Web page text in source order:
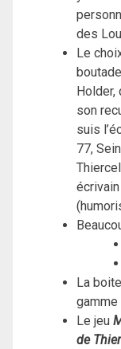
des
Le
Holder,
son
suis
77,
La
gamme
Le jeu
de